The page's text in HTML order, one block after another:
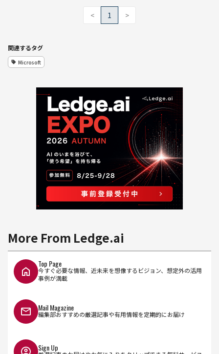
< 1 >
関連するタグ
Microsoft
More From Ledge.ai
Top Page
今すぐ必要な情報、近未来を想像するビジョン、想定外の活用
事例が満載
Mail Magazine
編集部おすすめの厳選記事や有用情報を定期的にお届け
Sign Up